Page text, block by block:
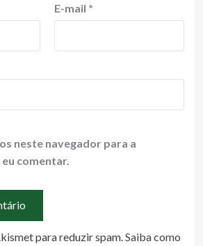
E-mail *
neste navegador para a
comentar.
para reduzir spam.Saiba como